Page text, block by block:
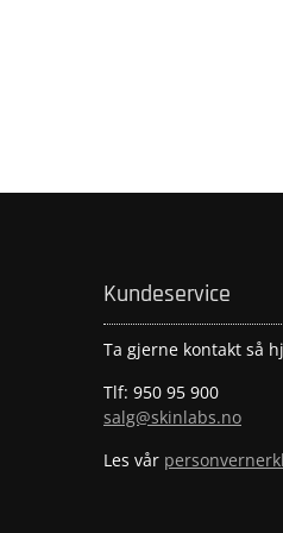
Kundeservice
Ta gjerne kontakt så
Tlf: 950 95 900
salg@skinlabs.no
Les vår